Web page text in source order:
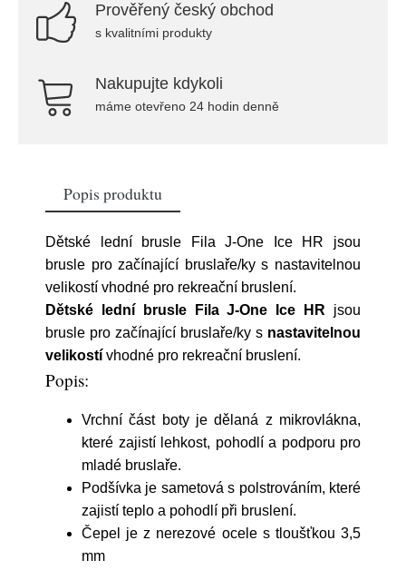
Prověřený český obchod
s kvalitními produkty
Nakupujte kdykoli
máme otevřeno 24 hodin denně
Popis produktu
Dětské lední brusle Fila J-One Ice HR jsou
brusle pro začínající bruslaře/ky s nastavitelnou
velikostí vhodné pro rekreační bruslení.
Dětské lední brusle Fila J-One Ice HR jsou
brusle pro začínající bruslaře/ky s nastavitelnou
velikostí vhodné pro rekreační bruslení.
Popis:
Vrchní část boty je dělaná z mikrovlákna,
které zajistí lehkost, pohodlí a podporu pro
mladé bruslaře.
Podšívka je sametová s polstrováním, které
zajistí teplo a pohodlí při bruslení.
Čepel je z nerezové ocele s tloušťkou 3,5
mm